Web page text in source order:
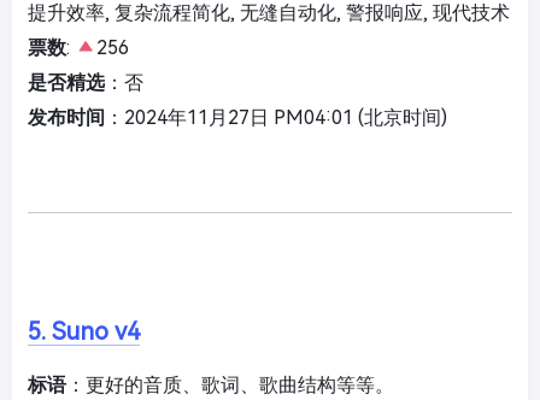
提升效率, 复杂流程简化, 无缝自动化, 警报响应, 现代技术
票数:
256
是否精选：否
发布时间 ：2024年11月27日 PM04:01 (北京时间)
5. Suno v4
标语：更好的音质、歌词、歌曲结构等等。